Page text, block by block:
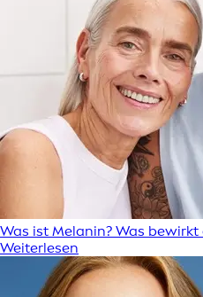
Was ist Melanin? Was
Weiterlesen